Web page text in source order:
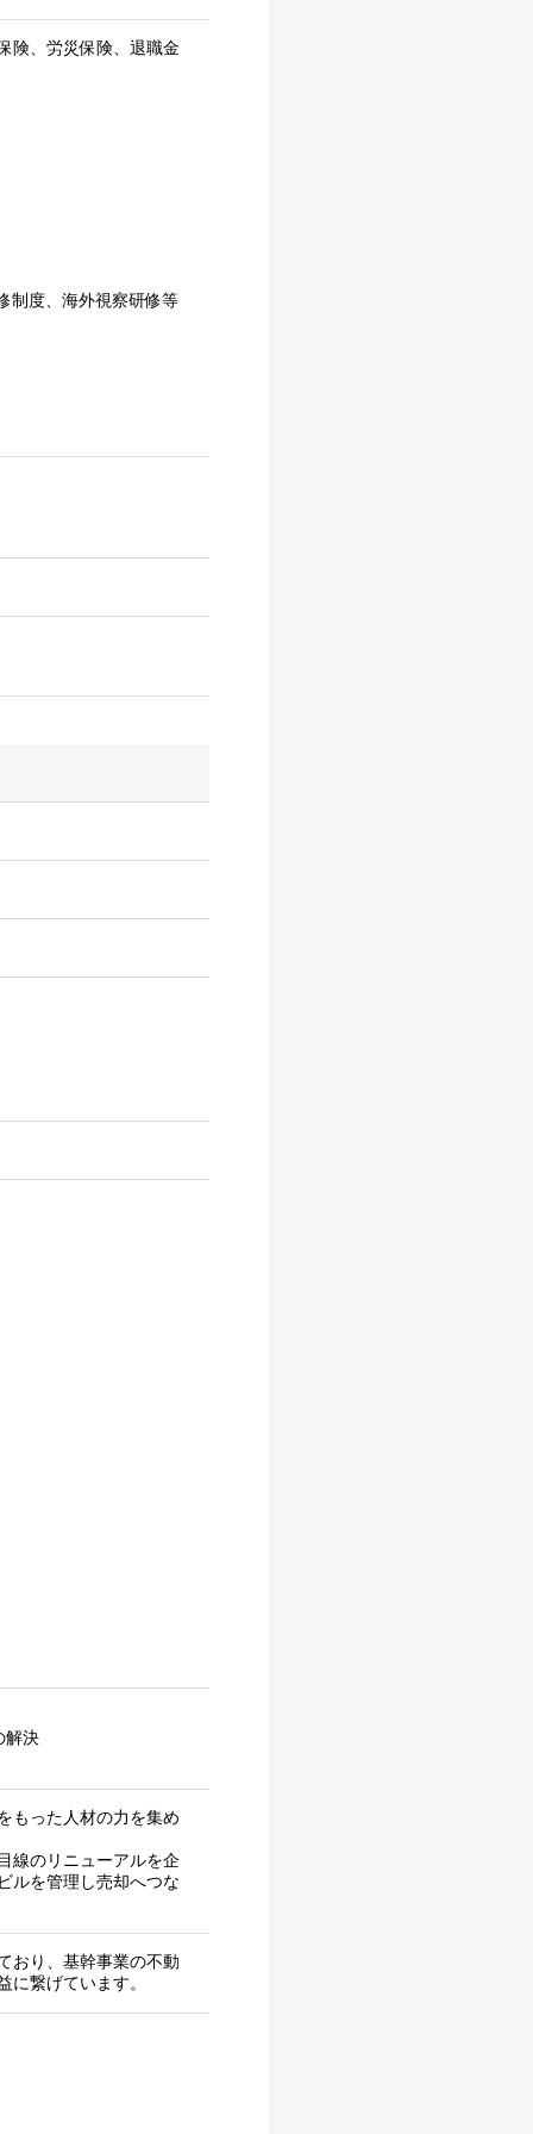
険、労災保険、退職金
制度、海外視察研修等
解決
もった⼈材の⼒を集め
線のリニューアルを企
ルを管理し売却へつな
おり、基幹事業の不動
繋げています。